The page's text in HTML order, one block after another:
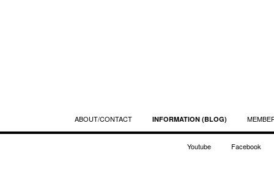
ABOUT/CONTACT INFORMATION (BLOG)
Youtube Facebook